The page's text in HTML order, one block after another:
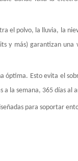
el polvo, la lluvia, la
y más) garantizan una
óptima. Esto evita el
la semana, 365 días al
para soportar